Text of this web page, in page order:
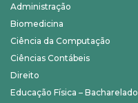
Administração
Biomedicina
Ciência da Computação
Ciências Contábeis
Direito
Educação Física – Bacharelado